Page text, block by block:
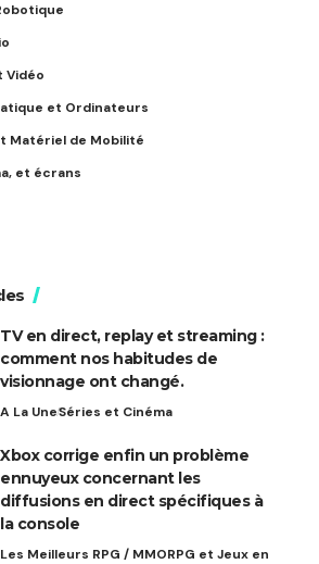
Vidéo
et Ordinateurs
Matériel de Mobilité
et écrans
TV en direct, replay et streaming :
comment nos habitudes de
visionnage ont changé.
A La UneSéries et Cinéma
Xbox corrige enfin un problème
ennuyeux concernant les
diffusions en direct spécifiques à
la console
Les Meilleurs RPG / MMORPG et Jeux en